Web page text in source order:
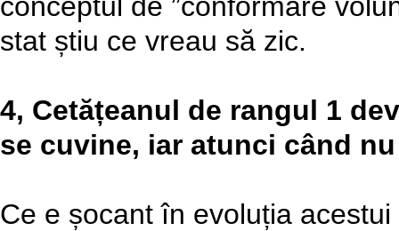
stat știu ce vreau să zic.
4, Cetățeanul de rangul 1
se cuvine, iar atunci când
Ce e șocant în evoluția